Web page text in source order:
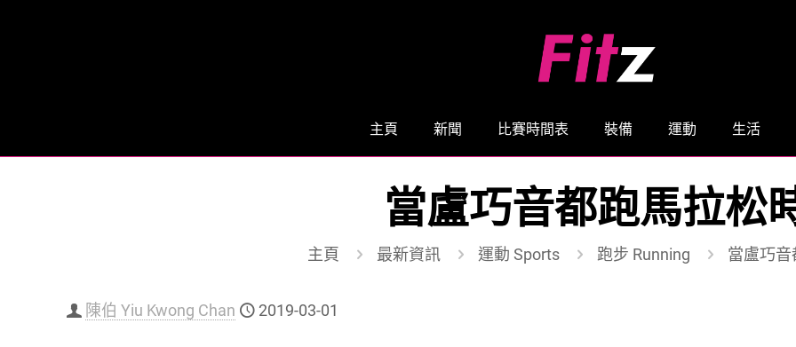
主頁 新聞 比賽時間表 裝備 運動 生活
當盧巧音都跑馬拉松
主頁 最新資訊 運動 Sports 跑步 Running 當盧巧
陳伯 Yiu Kwong Chan 2019-03-01